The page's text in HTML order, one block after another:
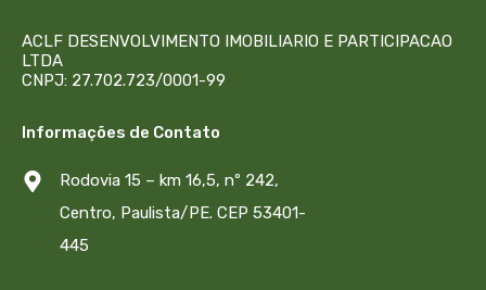
ACLF DESENVOLVIMENTO IMOBILIARIO E PARTICIPACAO
LTDA
CNPJ: 27.702.723/0001-99
Informações de Contato
Rodovia 15 – km 16,5, nº 242,
Centro, Paulista/PE. CEP 53401-
445